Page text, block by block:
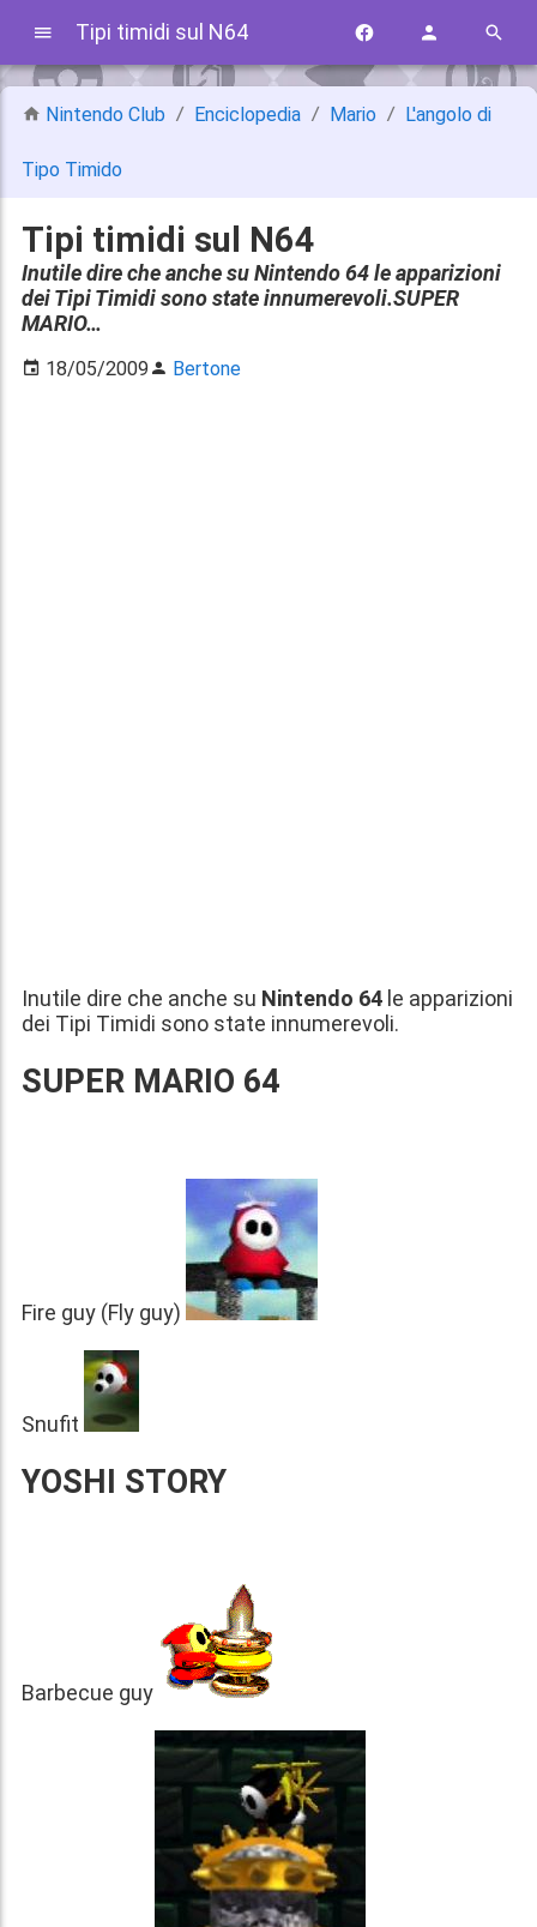
Tipi timidi sul N64
Nintendo Club Enciclopedia Mario L'angolo di
Tipo Timido
Tipi timidi sul N64
Inutile dire che anche su Nintendo 64 le apparizioni
dei Tipi Timidi sono state innumerevoli.SUPER
MARIO…
18/05/2009 Bertone
Inutile dire che anche su Nintendo 64 le apparizioni
dei Tipi Timidi sono state innumerevoli.
SUPER MARIO 64
Fire guy (Fly guy)
Snufit
YOSHI STORY
Barbecue guy